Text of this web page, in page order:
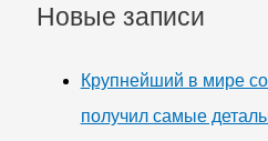
Новые записи
Крупнейший в мире
получил самые